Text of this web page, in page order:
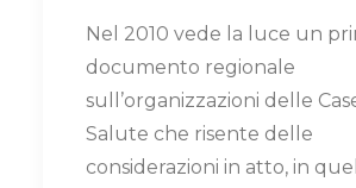
Nel 2010 vede la luce un
documento regionale
sull’organizzazioni delle
Salute che risente delle
considerazioni in atto, in quel